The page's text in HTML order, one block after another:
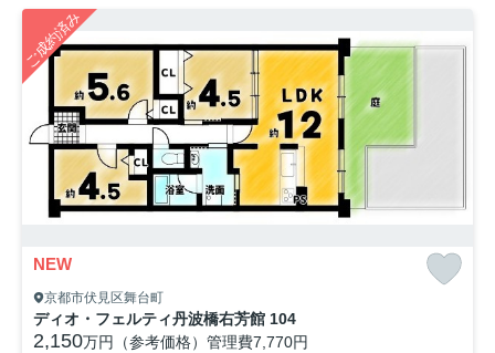
ご成約済み
NEW
京都市伏見区舞台町
ディオ・フェルティ丹波橋右芳館 104
2,150万円（参考価格） 管理費7,770円